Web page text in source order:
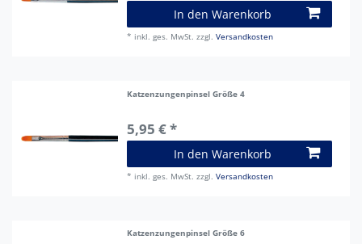
In den Warenkorb
* inkl. ges. MwSt. zzgl.Versandkosten
Katzenzungenpinsel Größe 4
5,95 € *
In den Warenkorb
* inkl. ges. MwSt. zzgl.Versandkosten
Katzenzungenpinsel Größe 6